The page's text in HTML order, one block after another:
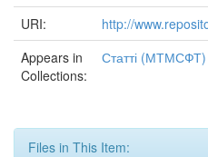
URI:
http://
Appears in
Collections:
Статті (МТМСФТ)
Files in This Item: